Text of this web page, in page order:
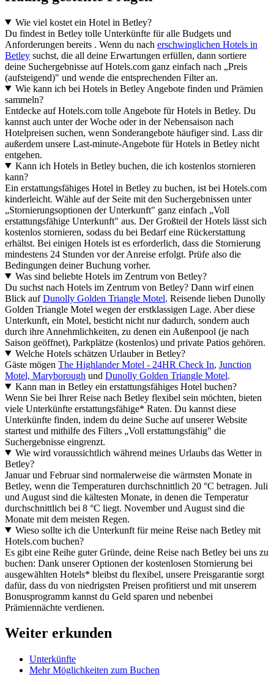
Wie viel kostet ein Hotel in Betley?
Du findest in Betley tolle Unterkünfte für alle Budgets und
Anforderungen bereits . Wenn du nach erschwinglichen Hotels in
Betley suchst, die all deine Erwartungen erfüllen, dann sortiere
deine Suchergebnisse auf Hotels.com ganz einfach nach „Preis
(aufsteigend)" und wende die entsprechenden Filter an.
Wie kann ich bei Hotels in Betley Angebote finden und Prämien
sammeln?
Entdecke auf Hotels.com tolle Angebote für Hotels in Betley. Du
kannst auch unter der Woche oder in der Nebensaison nach
Hotelpreisen suchen, wenn Sonderangebote häufiger sind. Lass dir
außerdem unsere Last-minute-Angebote für Hotels in Betley nicht
entgehen.
Kann ich Hotels in Betley buchen, die ich kostenlos stornieren
kann?
Ein erstattungsfähiges Hotel in Betley zu buchen, ist bei Hotels.com
kinderleicht. Wähle auf der Seite mit den Suchergebnissen unter
„Stornierungsoptionen der Unterkunft" ganz einfach „Voll
erstattungsfähige Unterkunft" aus. Der Großteil der Hotels lässt sich
kostenlos stornieren, sodass du bei Bedarf eine Rückerstattung
erhältst. Bei einigen Hotels ist es erforderlich, dass die Stornierung
mindestens 24 Stunden vor der Anreise erfolgt. Prüfe also die
Bedingungen deiner Buchung vorher.
Was sind beliebte Hotels im Zentrum von Betley?
Du suchst nach Hotels im Zentrum von Betley? Dann wirf einen
Blick aufDunolly Golden Triangle Motel. Reisende lieben Dunolly
Golden Triangle Motel wegen der erstklassigen Lage. Aber diese
Unterkunft, ein Motel, besticht nicht nur dadurch, sondern auch
durch ihre Annehmlichkeiten, zu denen ein Außenpool (je nach
Saison geöffnet), Parkplätze (kostenlos) und private Patios gehören.
Welche Hotels schätzen Urlauber in Betley?
Gäste mögen The Highlander Motel - 24HR Check In, Junction
Motel, Maryborough und Dunolly Golden Triangle Motel.
Kann man in Betley ein erstattungsfähiges Hotel buchen?
Wenn Sie bei Ihrer Reise nach Betley flexibel sein möchten, bieten
viele Unterkünfte erstattungsfähige* Raten. Du kannst diese
Unterkünfte finden, indem du deine Suche auf unserer Website
startest und mithilfe des Filters „Voll erstattungsfähig" die
Suchergebnisse eingrenzt.
Wie wird voraussichtlich während meines Urlaubs das Wetter in
Betley?
Januar und Februar sind normalerweise die wärmsten Monate in
Betley, wenn die Temperaturen durchschnittlich 20 °C betragen. Juli
und August sind die kältesten Monate, in denen die Temperatur
durchschnittlich bei 8 °C liegt. November und August sind die
Monate mit dem meisten Regen.
Wieso sollte ich die Unterkunft für meine Reise nach Betley mit
Hotels.com buchen?
Es gibt eine Reihe guter Gründe, deine Reise nach Betley bei uns zu
buchen: Dank unserer Optionen der kostenlosen Stornierung bei
ausgewählten Hotels* bleibst du flexibel, unsere Preisgarantie sorgt
dafür, dass du von niedrigsten Preisen profitierst und mit unserem
Bonusprogramm kannst du Geld sparen und nebenbei
Prämiennächte verdienen.
Weiter erkunden
Unterkünfte
Mehr Möglichkeiten zum Buchen